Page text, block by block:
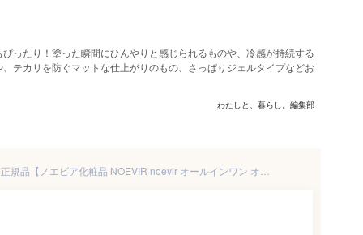
ったり！塗った瞬間にひんやりと感じられるものや、冷感が持続する
テカリを防ぐマットな仕上がりのもの、さっぱりジェルタイプなどお
わたしと、暮らし。編集部